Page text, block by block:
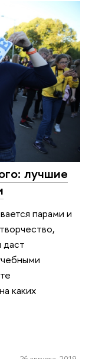
лучшие
парами и
каких